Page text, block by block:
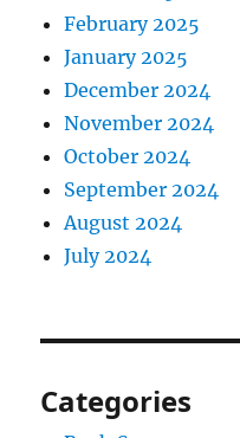
February 2025
January 2025
December 2024
November 2024
October 2024
September 2024
August 2024
July 2024
Categories